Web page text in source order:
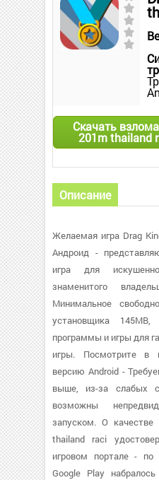
Скачать
201m thailand
Описание
Желаемая игра Drag
Андроид -
игра для
знаменитого
Минимальное
установщика 145MB,
программы и игры для
игры. Посмотрите в
версию Android -
выше, из-за слабых
возможны
запуском. О
thailand raci
игровом портале -
Google Play